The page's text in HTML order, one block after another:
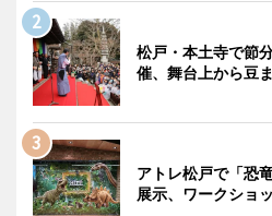
松戸・本土寺で節
催、舞台上から豆
アトレ松戸で「恐
展示、ワークショ